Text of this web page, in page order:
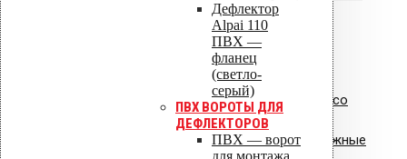
Дефлектор
Alpai 110
ПВХ —
фланец
(светло-
серый)
ПВХ ВОРОТЫ ДЛЯ
ДЕФЛЕКТОРОВ
ПВХ — ворот
для монтажа
на уплотнители из резины
Сертификат соответствия Croco
Сертификат соответствия: крепежные